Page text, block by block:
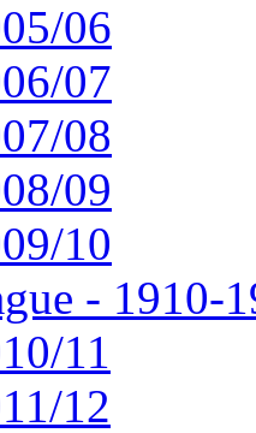
06
07
08
09
10
- 1910-
11
12